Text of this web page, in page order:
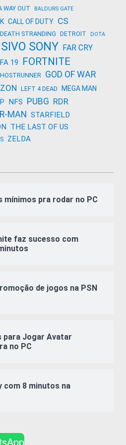
WAY OUT BALDURS GATE
CALL OF DUTY CS
DEATH STRANDING DETROIT DOTA
SONY FAR CRY
19 FORTNITE
GOD OF WAR
LEFT 4 DEAD MEGA MAN
NFS PUBG RDR
MAN STARFIELD
THE LAST OF US
ZELDA
mínimos pra rodar no PC
faz sucesso com
de jogos na PSN
para Jogar Avatar
no PC
com 8 minutos na